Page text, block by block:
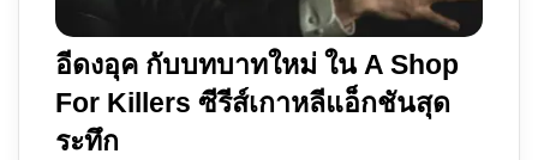
ปราบ
อีดงอุค กับบทบาทใหม่ ใน A Shop
For Killers ซีรีส์เกาหลีแอ็กชันสุด
ระทึก